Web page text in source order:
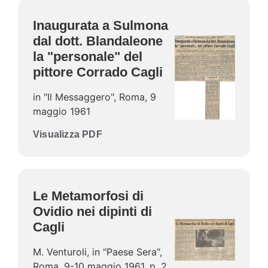
Inaugurata a Sulmona
dal dott. Blandaleone
la "personale" del
pittore Corrado Cagli
in "Il Messaggero", Roma, 9
maggio 1961
Visualizza PDF
Le Metamorfosi di
Ovidio nei dipinti di
Cagli
M. Venturoli, in "Paese Sera",